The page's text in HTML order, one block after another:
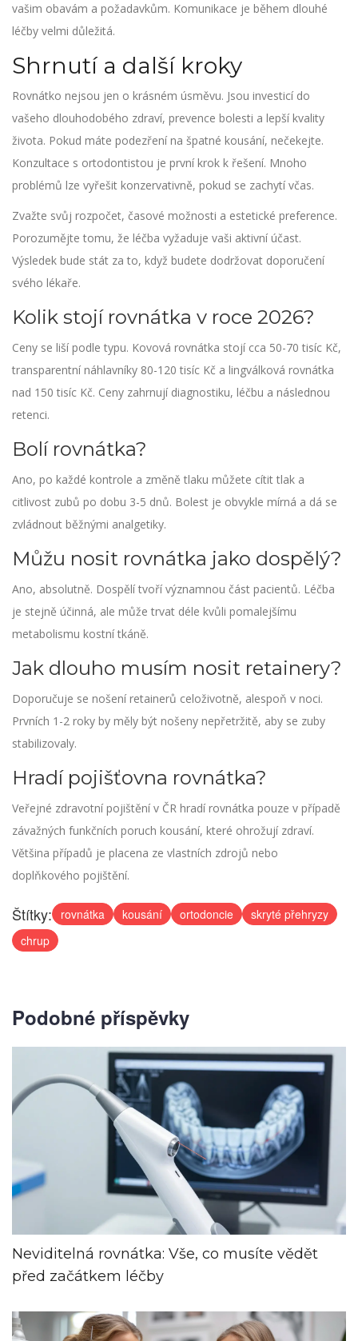
vašim obavám a požadavkům. Komunikace je během dlouhé
léčby velmi důležitá.
Shrnutí a další kroky
Rovnátko nejsou jen o krásném úsměvu. Jsou investicí do
vašeho dlouhodobého zdraví, prevence bolesti a lepší kvality
života. Pokud máte podezření na špatné kousání, nečekejte.
Konzultace s ortodontistou je první krok k řešení. Mnoho
problémů lze vyřešit konzervativně, pokud se zachytí včas.
Zvažte svůj rozpočet, časové možnosti a estetické preference.
Porozumějte tomu, že léčba vyžaduje vaši aktivní účast.
Výsledek bude stát za to, když budete dodržovat doporučení
svého lékaře.
Kolik stojí rovnátka v roce 2026?
Ceny se liší podle typu. Kovová rovnátka stojí cca 50-70 tisíc Kč,
transparentní náhlavníky 80-120 tisíc Kč a lingválková rovnátka
nad 150 tisíc Kč. Ceny zahrnují diagnostiku, léčbu a následnou
retenci.
Bolí rovnátka?
Ano, po každé kontrole a změně tlaku můžete cítit tlak a
citlivost zubů po dobu 3-5 dnů. Bolest je obvykle mírná a dá se
zvládnout běžnými analgetiky.
Můžu nosit rovnátka jako dospělý?
Ano, absolutně. Dospělí tvoří významnou část pacientů. Léčba
je stejně účinná, ale může trvat déle kvůli pomalejšímu
metabolismu kostní tkáně.
Jak dlouho musím nosit retainery?
Doporučuje se nošení retainerů celoživotně, alespoň v noci.
Prvních 1-2 roky by měly být nošeny nepřetržitě, aby se zuby
stabilizovaly.
Hradí pojišťovna rovnátka?
Veřejné zdravotní pojištění v ČR hradí rovnátka pouze v případě
závažných funkčních poruch kousání, které ohrožují zdraví.
Většina případů je placena ze vlastních zdrojů nebo
doplňkového pojištění.
Štítky: rovnátka kousání ortodoncie
skryté přehryzy
chrup
Podobné příspěvky
Neviditelná rovnátka: Vše, co musíte vědět
před začátkem léčby